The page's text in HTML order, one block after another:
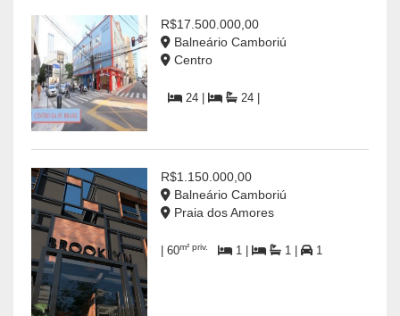
R$17.500.000,00
Balneário Camboriú
Centro
24 | 24 |
R$1.150.000,00
Balneário Camboriú
Praia dos Amores
| 60m² priv. 1 | 1 | 1